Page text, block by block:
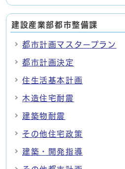
建設産業部都市整備課
都市計画マスタープラン
都市計画決定
住生活基本計画
木造住宅耐震
建築物耐震
その他住宅政策
建築・開発指導